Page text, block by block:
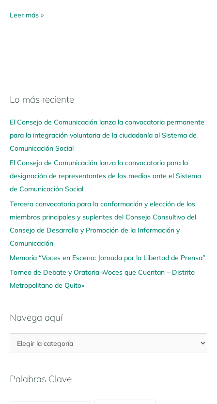
Leer más »
Lo más reciente
El Consejo de Comunicación lanza la convocatoria permanente
para la integración voluntaria de la ciudadanía al Sistema de
Comunicación Social
El Consejo de Comunicación lanza la convocatoria para la
designación de representantes de los medios ante el Sistema
de Comunicación Social
Tercera convocatoria para la conformación y elección de los
miembros principales y suplentes del Consejo Consultivo del
Consejo de Desarrollo y Promoción de la Información y
Comunicación
Memoria “Voces en Escena: Jornada por la Libertad de Prensa”
Torneo de Debate y Oratoria «Voces que Cuentan – Distrito
Metropolitano de Quito»
Navega aquí
N
v
e
g
a
a
q
u
í
Palabras Clave